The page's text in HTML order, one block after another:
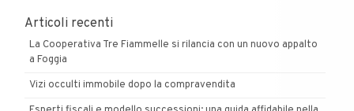
Articoli recenti
La Cooperativa Tre Fiammelle si rilancia con un nuovo appalto
a Foggia
Vizi occulti immobile dopo la compravendita